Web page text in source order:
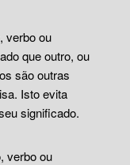
verbo ou
que outro, ou
são outras
Isto evita
significado.
verbo ou